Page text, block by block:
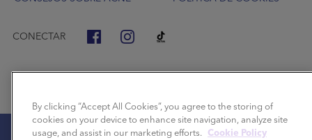
CONECTAR
By clicking “Accept All Cookies”, you agree to the storing of
cookies on your device to enhance site navigation, analyze site
usage, and assist in our marketing efforts. Cookie Policy